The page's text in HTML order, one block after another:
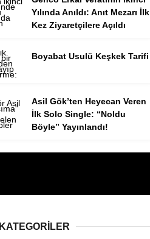
Yılında Anıldı: Anıt Mezarı İlk
Kez Ziyaretçilere Açıldı
Boyabat Usulü Keşkek Tarifi
Asil Gök’ten Heyecan Veren
İlk Solo Single: “Noldu
Böyle” Yayınlandı!
KATEGORILER